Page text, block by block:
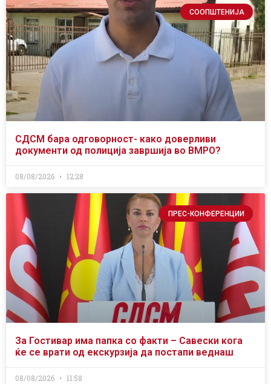
СООПШТЕНИЈА
СДСМ бара одговорност- како доверливи
документи од полиција завршија во ВМРО?
08/08/2026 12:28
ПРЕС-КОНФЕРЕНЦИИ
За Гостивар има папка со факти – Савески кога
ќе се врати од екскурзија да постапи веднаш
08/08/2026 11:58